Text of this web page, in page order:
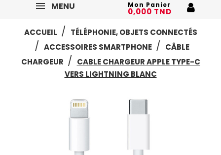
MENU Mon Panier
0,000 TND
ACCUEIL
TÉLÉPHONIE, OBJETS CONNECTÉS
ACCESSOIRES SMARTPHONE
CÂBLE
CHARGEUR
CABLE CHARGEUR APPLE TYPE-C
VERS LIGHTNING BLANC